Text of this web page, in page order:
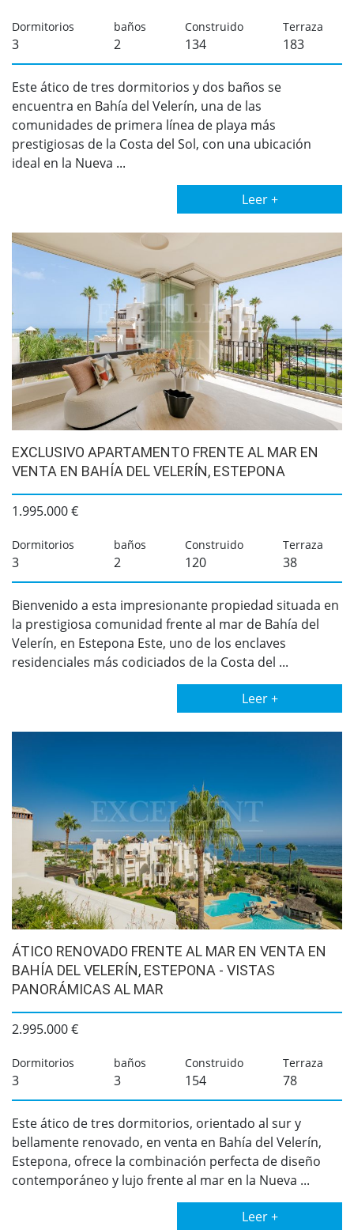
Dormitorios
3
baños
2
Construido
134
Terraza
183
Este ático de tres dormitorios y dos baños se
encuentra en Bahía del Velerín, una de las
comunidades de primera línea de playa más
prestigiosas de la Costa del Sol, con una ubicación
ideal en la Nueva ...
Leer +
EXCLUSIVO APARTAMENTO FRENTE AL MAR EN
VENTA EN BAHÍA DEL VELERÍN, ESTEPONA
1.995.000 €
Dormitorios
3
baños
2
Construido
120
Terraza
38
Bienvenido a esta impresionante propiedad situada en
la prestigiosa comunidad frente al mar de Bahía del
Velerín, en Estepona Este, uno de los enclaves
residenciales más codiciados de la Costa del ...
Leer +
ÁTICO RENOVADO FRENTE AL MAR EN VENTA EN
BAHÍA DEL VELERÍN, ESTEPONA - VISTAS
PANORÁMICAS AL MAR
2.995.000 €
Dormitorios
3
baños
3
Construido
154
Terraza
78
Este ático de tres dormitorios, orientado al sur y
bellamente renovado, en venta en Bahía del Velerín,
Estepona, ofrece la combinación perfecta de diseño
contemporáneo y lujo frente al mar en la Nueva ...
Leer +